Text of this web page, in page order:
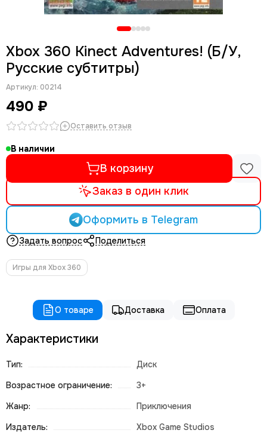
Xbox 360 Kinect Adventures! (Б/У,
Русские субтитры)
Артикул: 00214
490 ₽
Оставить отзыв
В наличии
В корзину
Заказ в один клик
Оформить в Telegram
Задать вопрос Поделиться
Игры для Xbox 360
О товаре Доставка Оплата
Характеристики
Тип:
Диск
Возрастное ограничение:
3+
Жанр:
Приключения
Издатель:
Xbox Game Studios